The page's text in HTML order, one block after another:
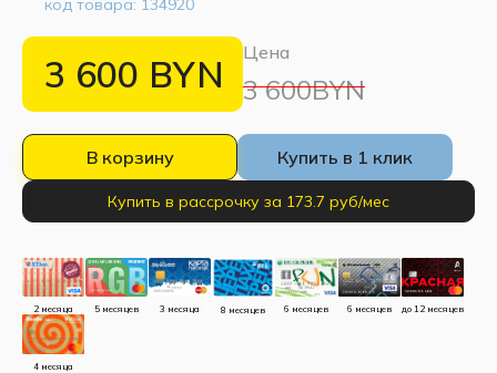
3 600 BYN Цена
3 600BYN
В корзину Купить в 1 клик
Купить в рассрочку за 173.7 руб/мес
2 месяца 5 месяцев 3 месяца 8 месяцев 6 месяцев 6 месяцев до 12 месяцев
4 месяца